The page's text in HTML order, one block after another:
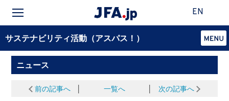
EN
サステナビリティ活動（アスパス！）
ニュース
前の記事へ 一覧へ 次の記事へ